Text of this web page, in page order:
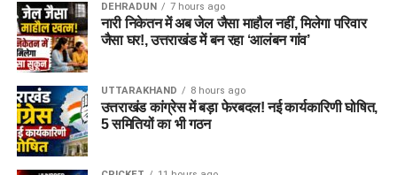
DEHRADUN 7 hours ago
नारी निकेतन में अब जेल जैसा माहौल नहीं, मिलेगा परिवार
जैसा घर!, उत्तराखंड में बन रहा ‘आलंबन गांव’
UTTARAKHAND 8 hours ago
उत्तराखंड कांग्रेस में बड़ा फेरबदल! नई कार्यकारिणी घोषित,
5 समितियों का भी गठन